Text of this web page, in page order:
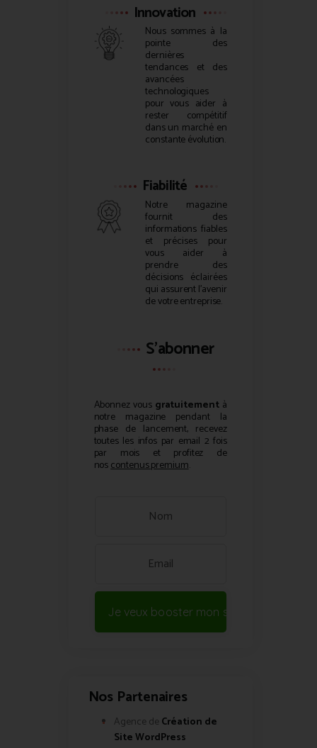
Innovation
Nous sommes à la
pointe des
dernières
tendances et des
avancées
technologiques
pour vous aider à
rester compétitif
dans un marché en
constante évolution.
Fiabilité
Notre magazine
fournit des
informations fiables
et précises pour
vous aider à
prendre des
décisions éclairées
qui assurent l’avenir
de votre entreprise.
S'abonner
Abonnez vous gratuitementà
notre magazine pendant la
phase de lancement, recevez
toutes les infos par email 2 fois
par mois et profitez de
noscontenus premium.
Je veux booster mon site !
Nos Partenaires
Agence de Création de
Site WordPress